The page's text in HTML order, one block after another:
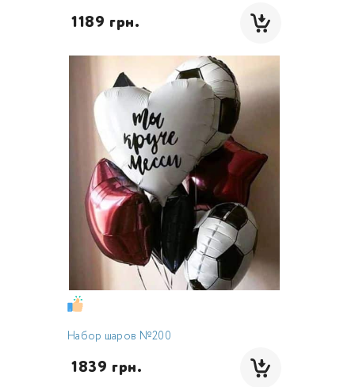
1189 грн.
Набор шаров №200
1839 грн.